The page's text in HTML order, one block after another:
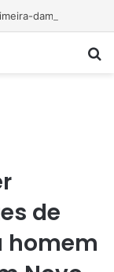
de
homem